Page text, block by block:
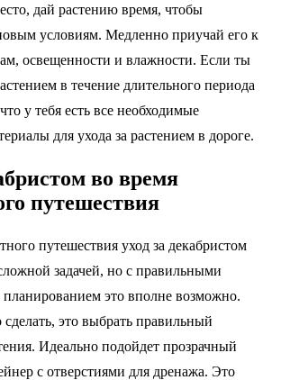
дай растению время, чтобы
условиям. Медленно приучай его к
освещенности и влажности. Если ты
в течение длительного периода
у тебя есть все необходимые
для ухода за растением в дороге.
во время
путешествия
путешествия уход за декабристом
задачей, но с правильными
это вполне возможно.
это выбрать правильный
Идеально подойдет прозрачный
с отверстиями для дренажа. Это